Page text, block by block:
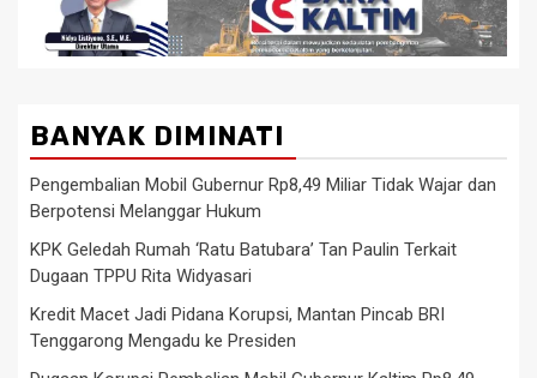
BANYAK DIMINATI
Pengembalian Mobil Gubernur Rp8,49 Miliar Tidak Wajar dan
Berpotensi Melanggar Hukum
KPK Geledah Rumah ‘Ratu Batubara’ Tan Paulin Terkait
Dugaan TPPU Rita Widyasari
Kredit Macet Jadi Pidana Korupsi, Mantan Pincab BRI
Tenggarong Mengadu ke Presiden